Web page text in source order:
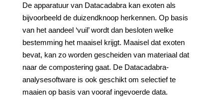
De apparatuur van Datacadabra kan exoten als
bijvoorbeeld de duizendknoop herkennen. Op basis
van het aandeel ‘vuil’ wordt dan besloten welke
bestemming het maaisel krijgt. Maaisel dat exoten
bevat, kan zo worden gescheiden van materiaal dat
naar de compostering gaat. De Datacadabra-
analysesoftware is ook geschikt om selectief te
maaien op basis van vooraf ingevoerde data.